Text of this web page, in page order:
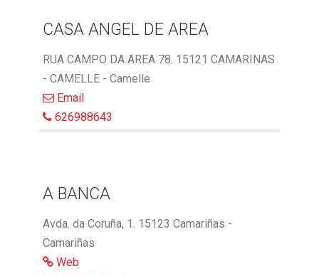
CASA ANGEL DE AREA
RUA CAMPO DA AREA 78. 15121 CAMARINAS
- CAMELLE - Camelle
Email
626988643
A BANCA
Avda. da Coruña, 1. 15123 Camariñas -
Camariñas
Web